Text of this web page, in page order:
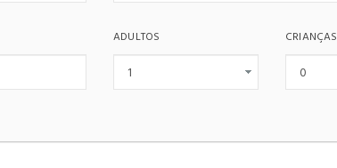
ADULTOS CRIANÇAS